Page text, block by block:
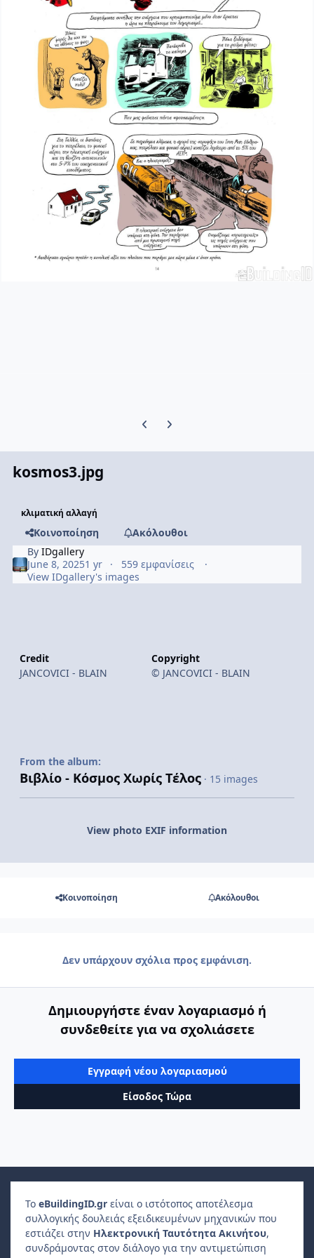
Previous carousel slide
Next carousel slide
kosmos3.jpg
κλιματική αλλαγή
Κοινοποίηση
Ακόλουθοι
ByIDgallery
June 8, 20251 yr
559 εμφανίσεις
View IDgallery's images
Credit
JANCOVICI - BLAIN
Copyright
© JANCOVICI - BLAIN
From the album:
Βιβλίο - Κόσμος Χωρίς Τέλος · 15 images
View photo EXIF information
Κοινοποίηση Ακόλουθοι
Δεν υπάρχουν σχόλια προς εμφάνιση.
Δημιουργήστε έναν λογαριασμό ή
συνδεθείτε για να σχολιάσετε
Εγγραφή νέου λογαριασμού
Είσοδος Τώρα
Το eBuildingID.gr είναι ο ιστότοπος αποτέλεσμα
συλλογικής δουλειάς εξειδικευμένων μηχανικών που
εστιάζει στην Ηλεκτρονική Ταυτότητα Ακινήτου,
συνδράμοντας στον διάλογο για την αντιμετώπιση